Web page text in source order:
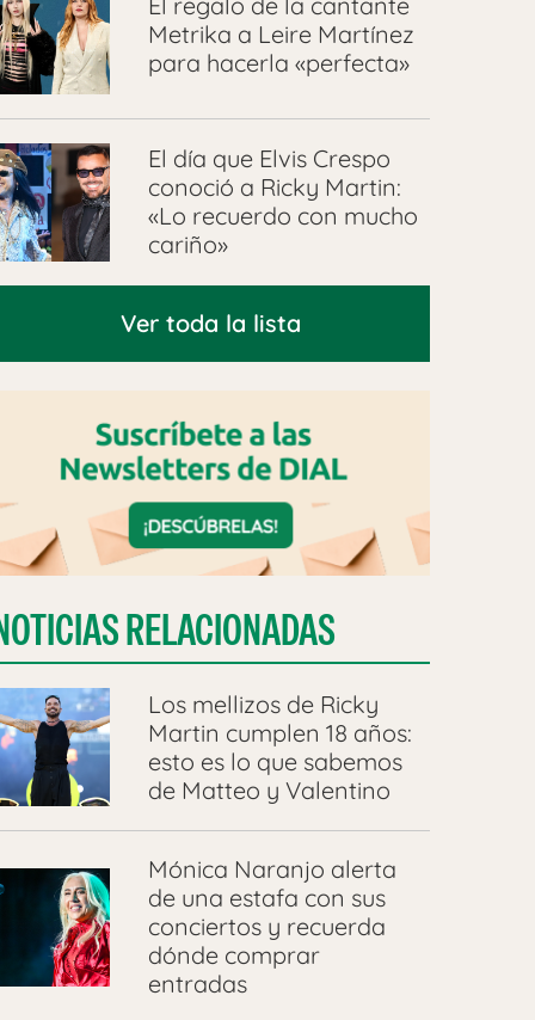
Metrika a Leire Martínez
para hacerla «perfecta»
El día que Elvis Crespo
conoció a Ricky Martin:
«Lo recuerdo con mucho
cariño»
Ver toda la lista
RELACIONADAS
Los mellizos de Ricky
Martin cumplen 18 años:
esto es lo que sabemos
de Matteo y Valentino
Mónica Naranjo alerta
de una estafa con sus
conciertos y recuerda
dónde comprar
entradas